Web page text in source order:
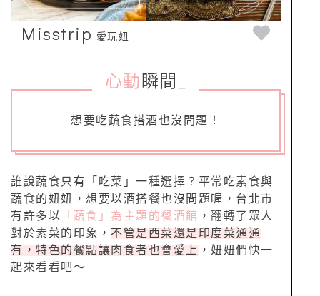
Misstrip 愛玩妞
心動 瞬間
想要吃蔬食搭酒也沒問題！
誰說蔬食只有「吃菜」一種選擇？平常吃素食與
蔬食的妞妞，想要以酒搭餐也沒問題喔，台北市
有許多以
「蔬食」為主題的餐酒館 ，翻轉了眾人
對於素菜的印象， 不管是西菜還是印度菜通通
有，特色的餐點讓肉食者也會愛上
，妞妞們快一
起來看看吧～